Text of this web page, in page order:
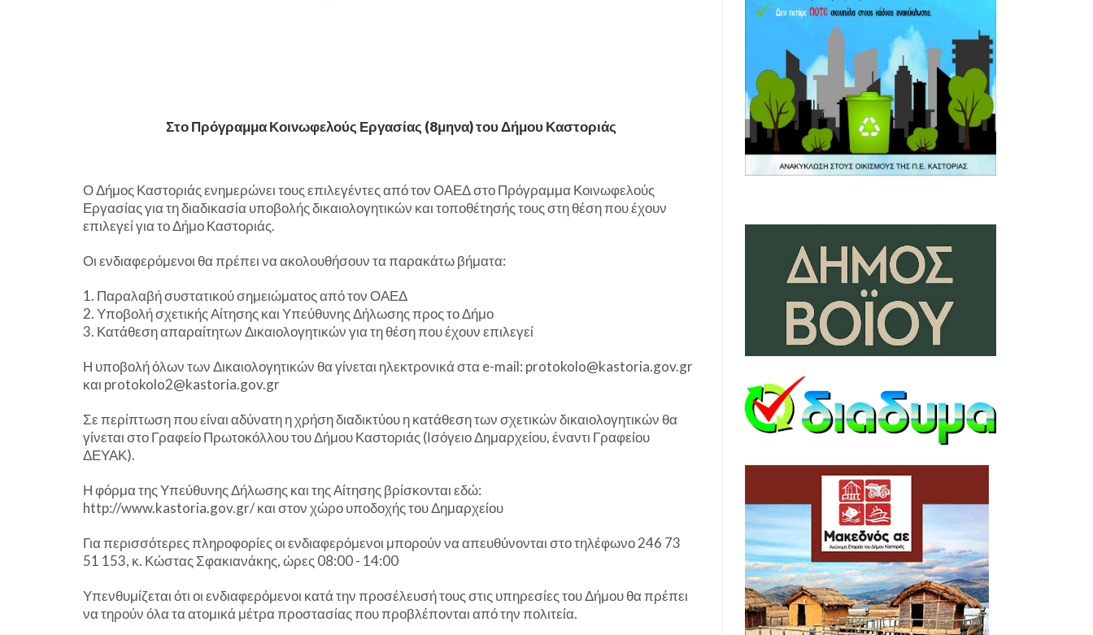
Στο Πρόγραμμα Κοινωφελούς Εργασίας (8μηνα) του Δήμου Καστοριάς
Ο Δήμος Καστοριάς ενημερώνει τους επιλεγέντες από τον ΟΑΕΔ στο Πρόγραμμα Κοινωφελούς
Εργασίας για τη διαδικασία υποβολής δικαιολογητικών και τοποθέτησής τους στη θέση που έχουν
επιλεγεί για το Δήμο Καστοριάς.
Οι ενδιαφερόμενοι θα πρέπει να ακολουθήσουν τα παρακάτω βήματα:
1. Παραλαβή συστατικού σημειώματος από τον ΟΑΕΔ
2. Υποβολή σχετικής Αίτησης και Υπεύθυνης Δήλωσης προς το Δήμο
3. Κατάθεση απαραίτητων Δικαιολογητικών για τη θέση που έχουν επιλεγεί
Η υποβολή όλων των Δικαιολογητικών θα γίνεται ηλεκτρονικά στα e-mail: protokolo@kastoria.gov.gr
και protokolo2@kastoria.gov.gr
Σε περίπτωση που είναι αδύνατη η χρήση διαδικτύου η κατάθεση των σχετικών δικαιολογητικών θα
γίνεται στο Γραφείο Πρωτοκόλλου του Δήμου Καστοριάς (Ισόγειο Δημαρχείου, έναντι Γραφείου
ΔΕΥΑΚ).
Η φόρμα της Υπεύθυνης Δήλωσης και της Αίτησης βρίσκονται εδώ:
http://www.kastoria.gov.gr/ και στον χώρο υποδοχής του Δημαρχείου
Για περισσότερες πληροφορίες οι ενδιαφερόμενοι μπορούν να απευθύνονται στο τηλέφωνο 246 73
51 153, κ. Κώστας Σφακιανάκης, ώρες 08:00 - 14:00
Υπενθυμίζεται ότι οι ενδιαφερόμενοι κατά την προσέλευσή τους στις υπηρεσίες του Δήμου θα πρέπει
να τηρούν όλα τα ατομικά μέτρα προστασίας που προβλέπονται από την πολιτεία.